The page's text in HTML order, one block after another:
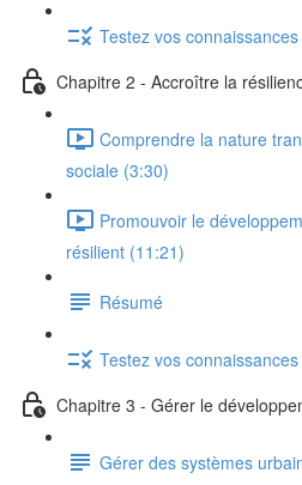
Testez vos connaissances
Chapitre 2 - Accroître la
Comprendre la nature
sociale (3:30)
Promouvoir le
résilient (11:21)
Résumé
Testez vos connaissances
Chapitre 3 - Gérer le
Gérer des systèmes